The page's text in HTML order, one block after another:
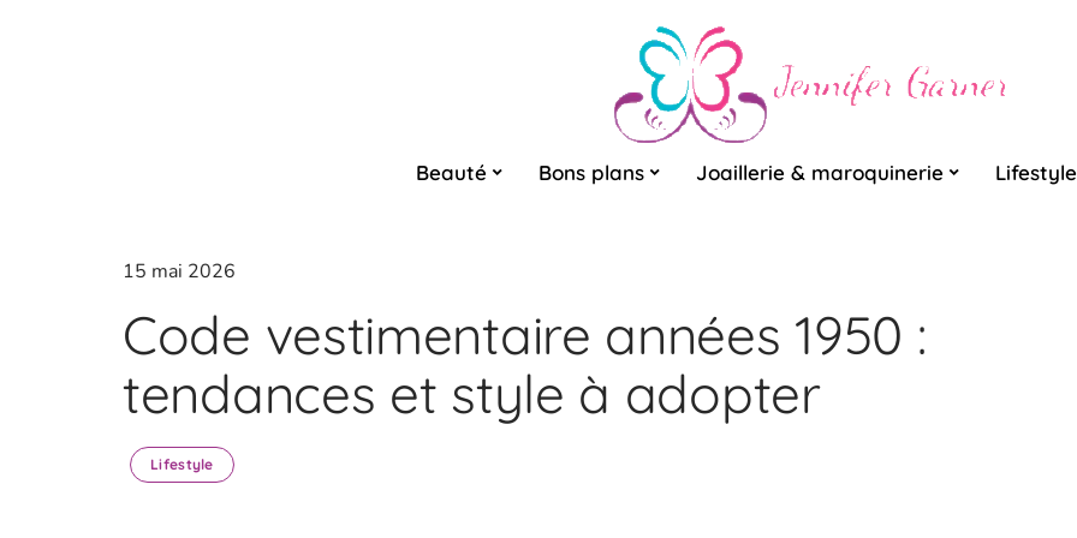
Beauté Bons plans Joaillerie & maroquinerie Lifestyle
15 mai 2026
Code vestimentaire années 1950 :
tendances et style à adopter
Lifestyle